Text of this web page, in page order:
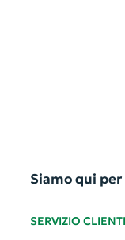
Siamo qui
SERVIZIO